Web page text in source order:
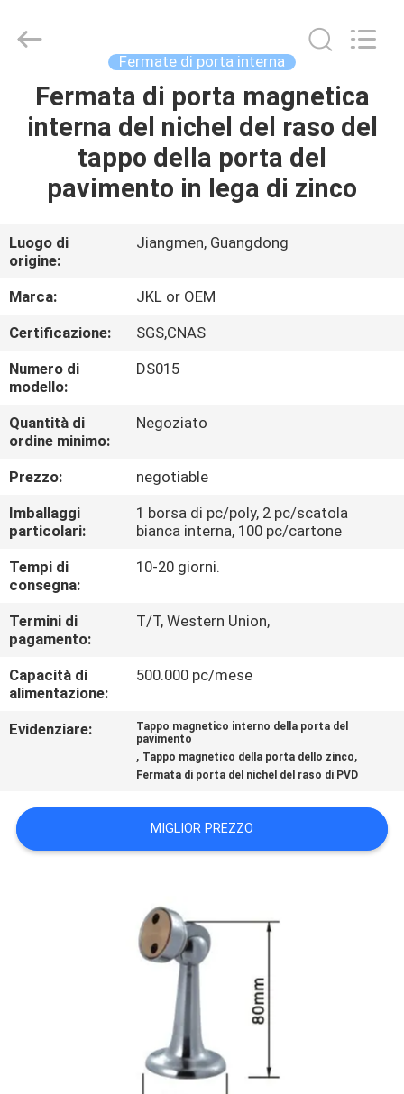
CASA
PRODOTTI
CIRCA
NOI
GIRO
DELLA
FABBRICA
CONTROLLO
DI
QUALITÀ
CONTATTICI
NOTIZIE
CASI
DEL
PRIVACY
POLICY
Co.,Ltd.
Developed
Fermate di porta interna
Fermata di porta magnetica
interna del nichel del raso del
tappo della porta del
pavimento in lega di zinco
Luogo di
origine:
Jiangmen, Guangdong
Marca:
JKL or OEM
Certificazione:
SGS,CNAS
Numero di
modello:
DS015
Quantità di
ordine minimo:
Negoziato
Prezzo:
negotiable
Imballaggi
particolari:
1 borsa di pc/poly, 2 pc/scatola
bianca interna, 100 pc/cartone
Tempi di
consegna:
10-20 giorni.
Termini di
pagamento:
T/T, Western Union,
Capacità di
alimentazione:
500.000 pc/mese
Evidenziare:
Tappo magnetico interno della porta del
pavimento
, Tappo magnetico della porta dello zinco,
Fermata di porta del nichel del raso di PVD
MIGLIOR PREZZO